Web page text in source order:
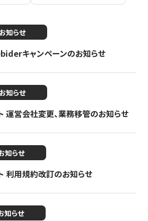
お知らせ
キャンペーンのお知らせ
お知らせ
運営会社変更、業務移管のお知らせ
知らせ
利用規約改訂のお知らせ
知らせ